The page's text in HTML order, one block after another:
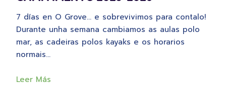
7 días en O Grove… e sobrevivimos para contalo!
Durante unha semana cambiamos as aulas polo
mar, as cadeiras polos kayaks e os horarios
normais…
Leer Más